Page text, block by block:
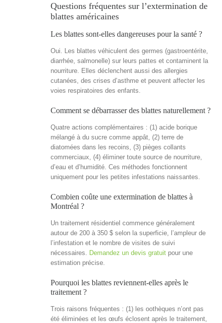
Questions fréquentes sur l’extermination de
blattes américaines
Les blattes sont-elles dangereuses pour la santé ?
Oui. Les blattes véhiculent des germes (gastroentérite,
diarrhée, salmonelle) sur leurs pattes et contaminent la
nourriture. Elles déclenchent aussi des allergies
cutanées, des crises d’asthme et peuvent affecter les
voies respiratoires des enfants.
Comment se débarrasser des blattes naturellement ?
Quatre actions complémentaires : (1) acide borique
mélangé à du sucre comme appât, (2) terre de
diatomées dans les recoins, (3) pièges collants
commerciaux, (4) éliminer toute source de nourriture,
d’eau et d’humidité. Ces méthodes fonctionnent
uniquement pour les petites infestations naissantes.
Combien coûte une extermination de blattes à
Montréal ?
Un traitement résidentiel commence généralement
autour de 200 à 350 $ selon la superficie, l’ampleur de
l’infestation et le nombre de visites de suivi
nécessaires.
Demandez un devis gratuitpour une
estimation précise.
Pourquoi les blattes reviennent-elles après le
traitement ?
Trois raisons fréquentes : (1) les oothèques n’ont pas
été éliminées et les œufs éclosent après le traitement,